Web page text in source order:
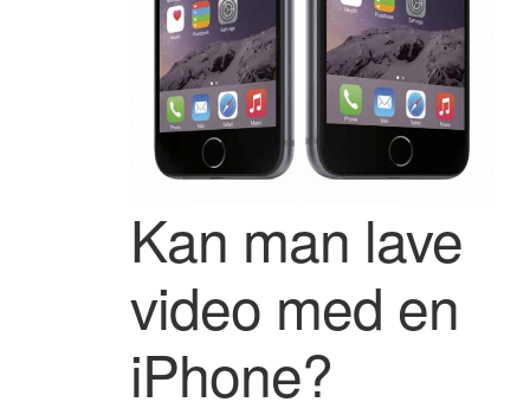
Kan man lave
video med en
iPhone?